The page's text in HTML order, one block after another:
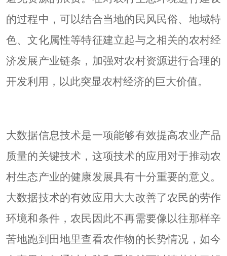
的过程中，可以结合当地的民风民俗、地域特
色、文化属性等特征建立起与之相关的农村经
济发展产业链条，加强对农村资源进行合理的
开发利用，以此突显农村经济的巨大价值。
大数据信息技术是一项能够有效提高农业产品
质量的关键技术，这项技术的应用对于推动农
村生态产业的健康发展具有十分重要的意义。
大数据技术的有效应用大大改善了农民的劳作
环境和条件，农民因此不再需要像以往那样辛
苦地跑到田地里查看农作物的长势情况，如今